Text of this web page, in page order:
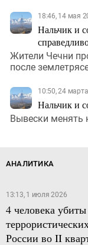
18:46, 14 мая
Нальчик и
Жители Чечни
после
10:50, 24
Нальчик и
Вывески менять
АНАЛИТИКА
13:13, 1 июля 2026
4 человека
России во II